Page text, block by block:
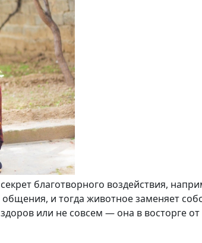
благотворного воздействия,
и тогда животное заменяет
или не совсем — она в восторге